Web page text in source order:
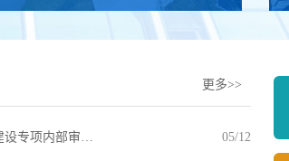
更多>>
设专项内部审… 05/12